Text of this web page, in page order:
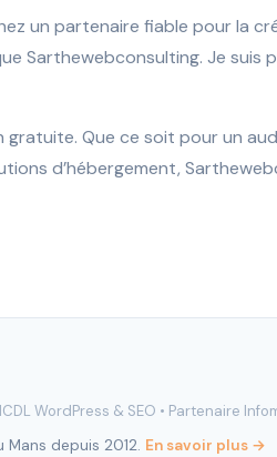
un partenaire fiable pour la
Sarthewebconsulting. Je suis
Que ce soit pour un
d’hébergement,
WordPress & SEO • Partenaire
depuis 2012. En savoir plus →